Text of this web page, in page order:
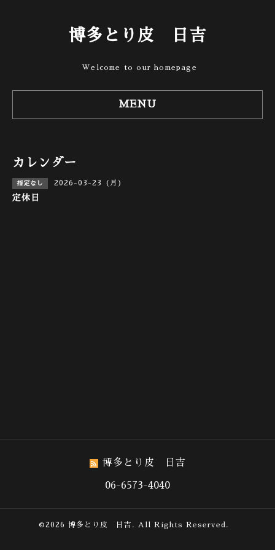
博多とり皮 日吉
Welcome to our homepage
MENU
カレンダー
指定なし 2026-03-23 (月)
定休日
博多とり皮 日吉
06-6573-4040
©2026 博多とり皮 日吉 . All Rights Reserved.